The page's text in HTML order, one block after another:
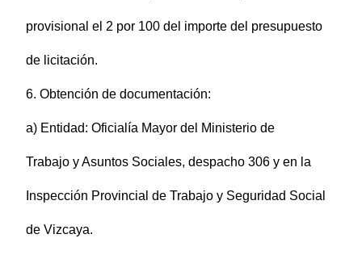
provisional el 2 por 100 del importe del presupuesto
de licitación.
6. Obtención de documentación:
a) Entidad: Oficialía Mayor del Ministerio de
Trabajo y Asuntos Sociales, despacho 306 y en la
Inspección Provincial de Trabajo y Seguridad Social
de Vizcaya.